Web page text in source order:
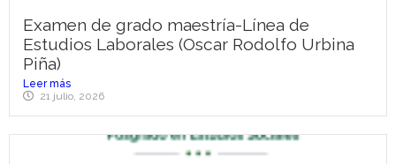
Examen de grado maestría-Línea de
Estudios Laborales (Oscar Rodolfo Urbina
Piña)
Leer más
21 julio, 2026